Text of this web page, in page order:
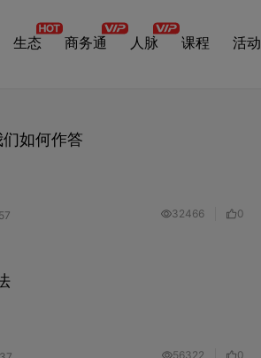
生态 商务通 人脉 课程 活动
如何作答
32466 0
56322 0